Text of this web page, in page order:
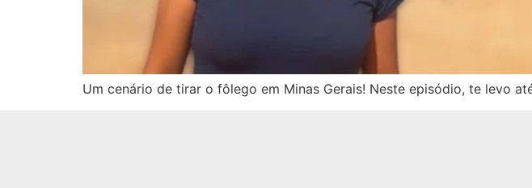
Um cenário de tirar o fôlego em Minas Gerais! Neste episódio, te levo